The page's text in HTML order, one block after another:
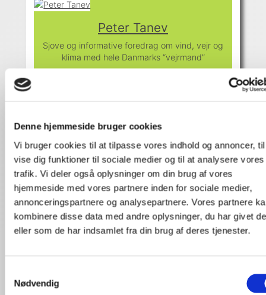
Denne hjemmeside bruger cookies
Vi bruger cookies til at tilpasse vores indhold og annoncer,
vise dig funktioner til sociale medier og til at analysere vores
trafik. Vi deler også oplysninger om din brug af vores
hjemmeside med vores partnere inden for sociale medier,
annonceringspartnere og analysepartnere. Vores partnere
kombinere disse data med andre oplysninger, du har givet
eller som de har indsamlet fra din brug af deres tjenester.
Nødvendig
Peter Tanev
Sjove og informative foredrag om vind, vejr og
klima med hele Danmarks “vejrmand”
En af verdens førende inden for
klimaforandringer
Søren Ejlersen
Manden bag Aarstiderne.com! Et energibundt,
en ustoppelig cirkushest og en erfaren